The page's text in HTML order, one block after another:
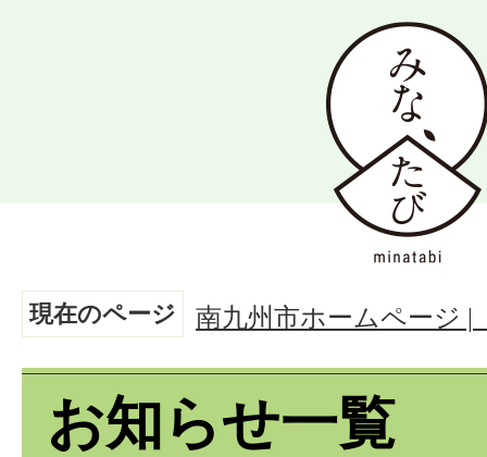
現在のページ 南九州市ホームページ
お知らせ一覧